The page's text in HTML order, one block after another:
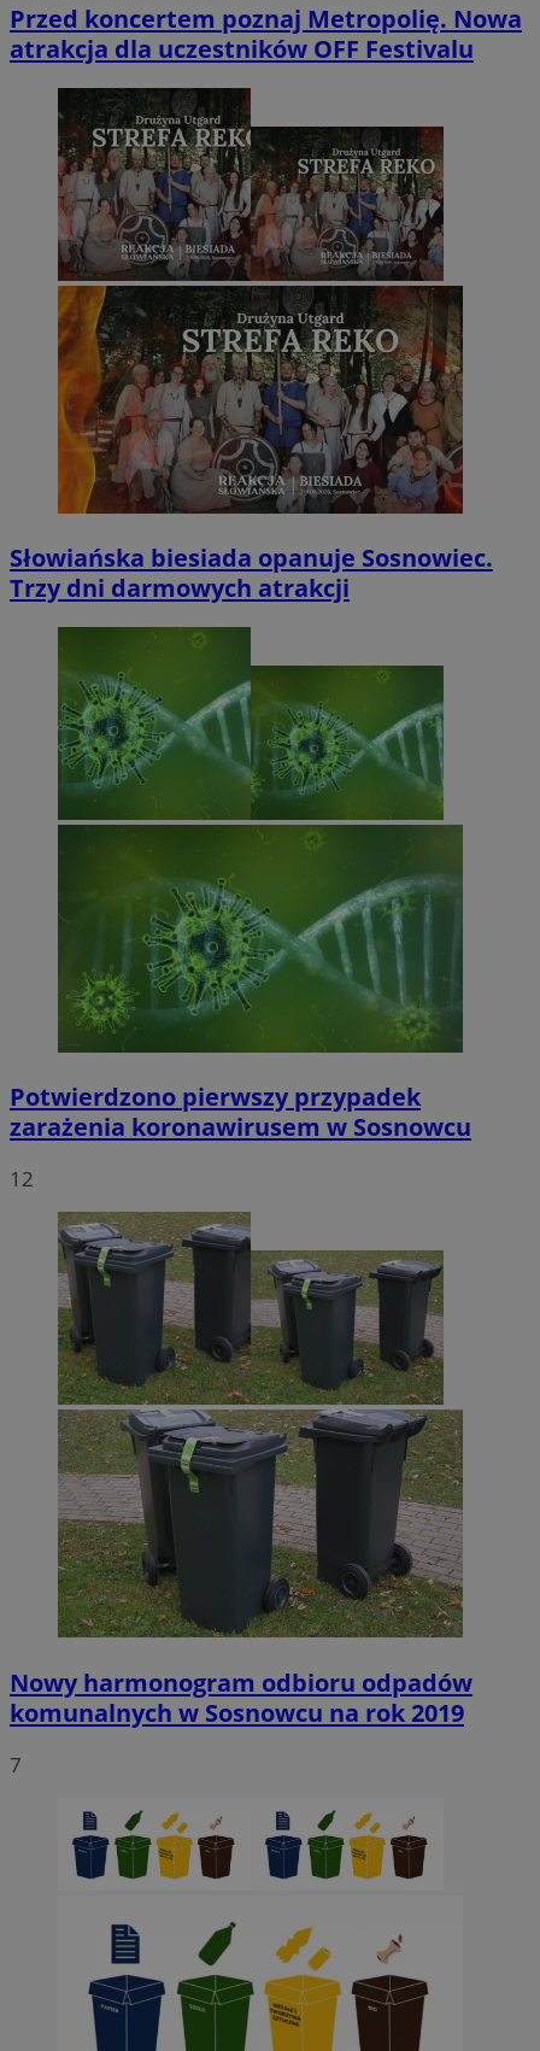
Przed koncertem poznaj Metropolię. Nowa
atrakcja dla uczestników OFF Festivalu
Słowiańska biesiada opanuje Sosnowiec.
Trzy dni darmowych atrakcji
Potwierdzono pierwszy przypadek
zarażenia koronawirusem w Sosnowcu
12
Nowy harmonogram odbioru odpadów
komunalnych w Sosnowcu na rok 2019
7